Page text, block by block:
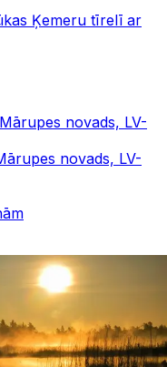
Ķemeru tīrelī ar
novads, LV-
novads, LV-